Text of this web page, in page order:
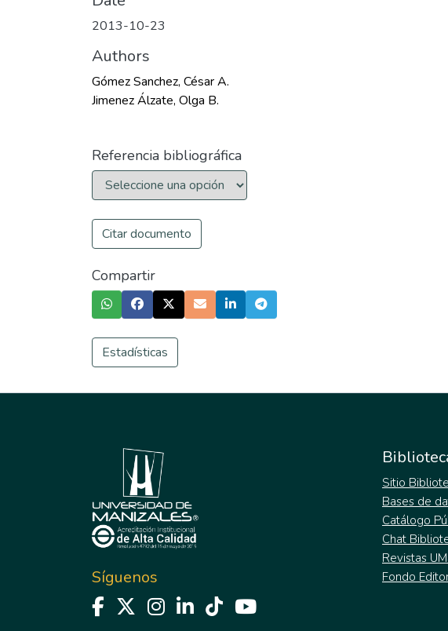
2013-10-23
Authors
Gómez Sanchez, César A.
Jimenez Álzate, Olga B.
Referencia bibliográfica
Citar documento
Compartir
Estadísticas
Síguenos
Sitio
Bases de
Catálogo
Chat
Revistas
Fondo